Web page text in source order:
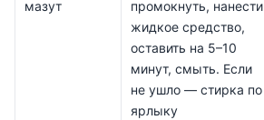
мазут
промокнуть, нанести
жидкое средство,
оставить на 5–10
минут, смыть. Если
не ушло — стирка по
ярлыку